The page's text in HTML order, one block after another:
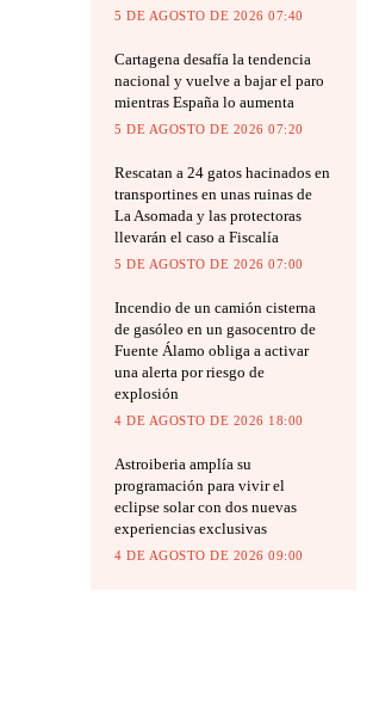
5 DE AGOSTO DE 2026 07:40
Cartagena desafía la tendencia
nacional y vuelve a bajar el paro
mientras España lo aumenta
5 DE AGOSTO DE 2026 07:20
Rescatan a 24 gatos hacinados en
transportines en unas ruinas de
La Asomada y las protectoras
llevarán el caso a Fiscalía
5 DE AGOSTO DE 2026 07:00
Incendio de un camión cisterna
de gasóleo en un gasocentro de
Fuente Álamo obliga a activar
una alerta por riesgo de
explosión
4 DE AGOSTO DE 2026 18:00
Astroiberia amplía su
programación para vivir el
eclipse solar con dos nuevas
experiencias exclusivas
4 DE AGOSTO DE 2026 09:00